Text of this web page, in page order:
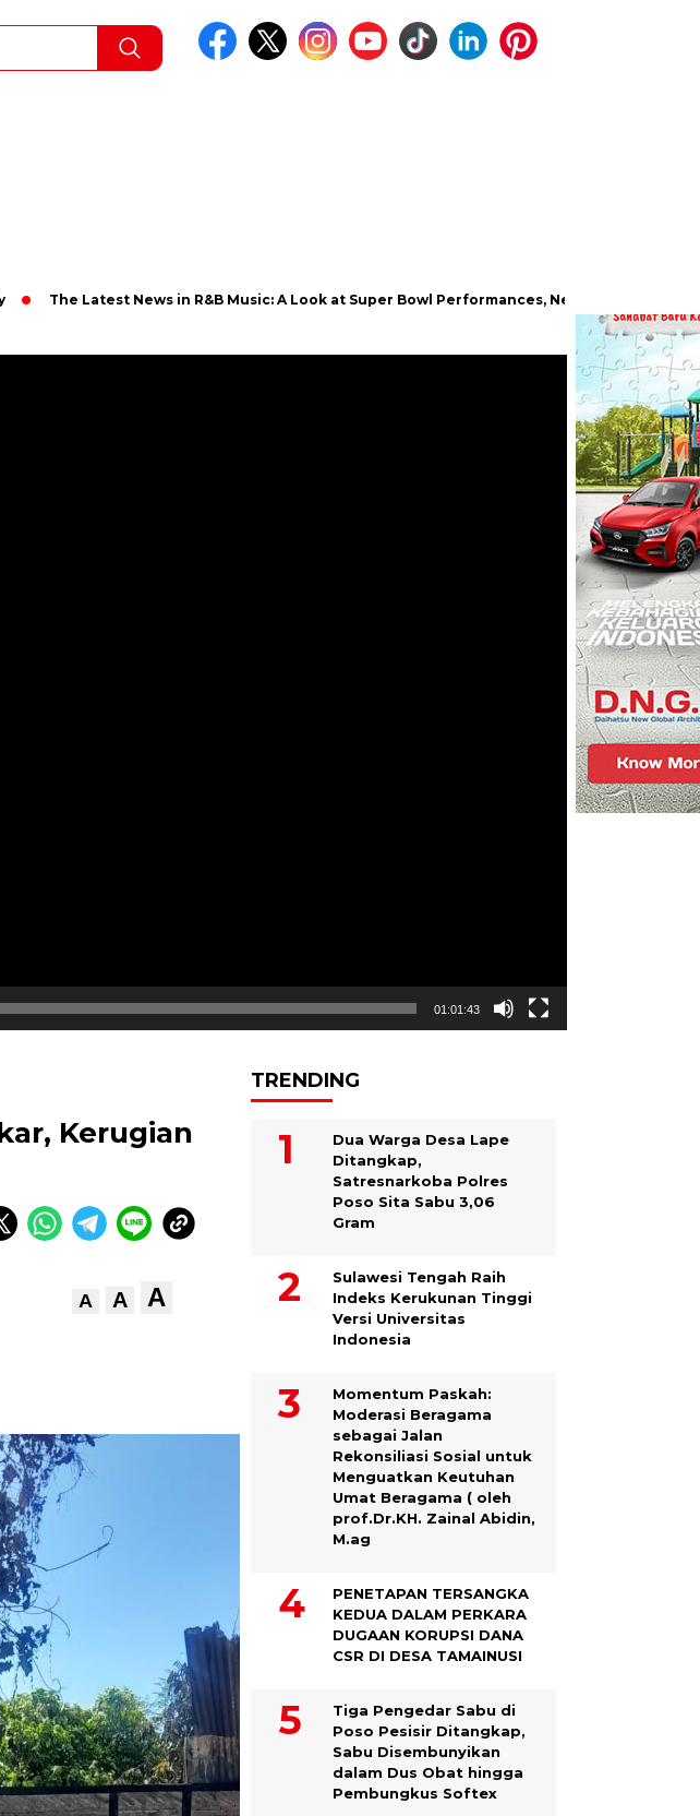
Latest News in R&B Music: A Look at Super Bowl Performances, New Albums, Rising Stars,
01:01:43
Kerugian
A A A
TRENDING
Dua Warga Desa Lape
Ditangkap,
Satresnarkoba Polres
Poso Sita Sabu 3,06
Gram
Sulawesi Tengah Raih
Indeks Kerukunan Tinggi
Versi Universitas
Indonesia
Momentum Paskah:
Moderasi Beragama
sebagai Jalan
Rekonsiliasi Sosial untuk
Menguatkan Keutuhan
Umat Beragama ( oleh
prof.Dr.KH. Zainal Abidin,
M.ag
PENETAPAN TERSANGKA
KEDUA DALAM PERKARA
DUGAAN KORUPSI DANA
CSR DI DESA TAMAINUSI
Tiga Pengedar Sabu di
Poso Pesisir Ditangkap,
Sabu Disembunyikan
dalam Dus Obat hingga
Pembungkus Softex